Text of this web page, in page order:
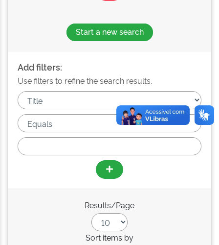
Start a new search
Add filters:
Use filters to refine the search results.
Results/Page
Sort items by